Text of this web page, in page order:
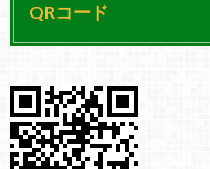
QRコード